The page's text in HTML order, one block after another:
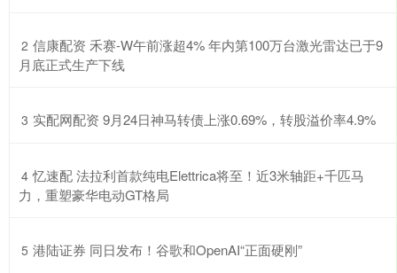
2 ​信康配资 禾赛-W午前涨超4% 年内第100万台激光雷达已于9
月底正式生产下线
3 ​实配网配资 9月24日神马转债上涨0.69%，转股溢价率4.9%
4 ​忆速配 法拉利首款纯电Elettrica将至！近3米轴距+千匹马
力，重塑豪华电动GT格局
5 ​港陆证券 同日发布！谷歌和OpenAI“正面硬刚”